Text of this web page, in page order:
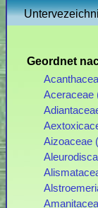
Geordnet
Aceraceae
Aizoaceae